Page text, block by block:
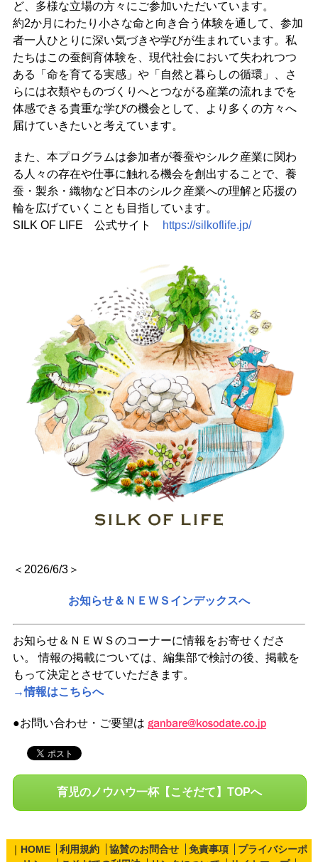
ど、多様な立場の方々にご参加いただいています。
約2か月にわたり小さな命と向き合う体験を通して、参加
者一人ひとりに深い気づきや学びが生まれています。私
たちはこの蚕飼育体験を、現代社会において失われつつ
ある「命を育てる実感」や「自然と暮らしの循環」、さ
らには衣類やものづくりへとつながる産業の流れまでを
体感できる貴重な学びの機会として、より多くの方々へ
届けていきたいと考えています。
また、本プログラムは参加者が養蚕やシルク産業に関わ
る人々の存在や仕事に触れる機会を創出することで、養
蚕・製糸・織物など日本のシルク産業への理解と応援の
輪を広げていくことも目指しています。
SILK OF LIFE 公式サイト
https://silkoflife.jp/
＜2026/6/3＞
お知らせ＆ＮＥＷＳインデックスへ
お知らせ＆ＮＥＷＳのコーナーに情報をお寄せくださ
い。 情報の掲載については、編集部で検討の後、掲載を
もって決定とさせていただきます。
→情報はこちらへ
●お問い合わせ・ご要望は
育児のノウハウ一杯【こそだて】TOPへ
｜ HOME 利用規約 協賛のお問合せ 免責事項
プライバシーポ